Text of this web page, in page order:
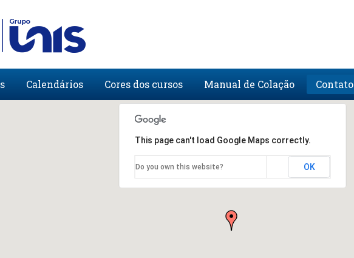
Calendários Cores dos cursos Manual de Colação Contato
This page can't load Google Maps correctly.
Do you own this website? OK